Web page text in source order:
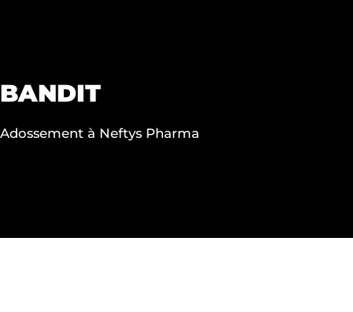
BANDIT
Adossement à Neftys Pharma